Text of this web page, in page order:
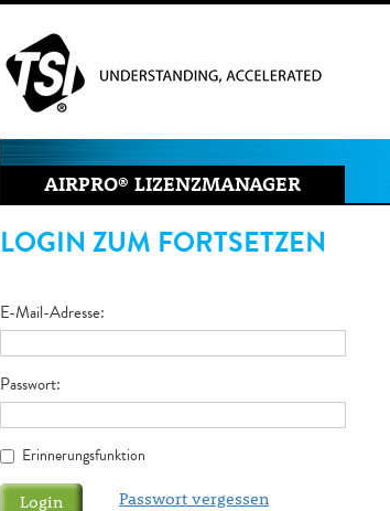
AIRPRO® LIZENZMANAGER
LOGIN ZUM FORTSETZEN
E-Mail-Adresse
Passwort
Erinnerungsfunktion
Passwort vergessen